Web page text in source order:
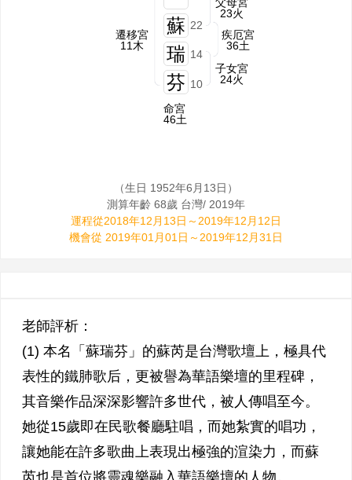
遷移宮
11木
蘇
瑞
芬
22
14
10
命宮
46土
23火
疾厄宮
36土
子女宮
24火
（生日 1952年6月13日）
測算年齡 68歲 台灣/ 2019年
運程從2018年12月13日～2019年12月12日
機會從 2019年01月01日～2019年12月31日
老師評析：
(1) 本名「蘇瑞芬」的蘇芮是台灣歌壇上，極具代
表性的鐵肺歌后，更被譽為華語樂壇的里程碑，
其音樂作品深深影響許多世代，被人傳唱至今。
她從15歲即在民歌餐廳駐唱，而她紮實的唱功，
讓她能在許多歌曲上表現出極強的渲染力，而蘇
芮也是首位將靈魂樂融入華語樂壇的人物。